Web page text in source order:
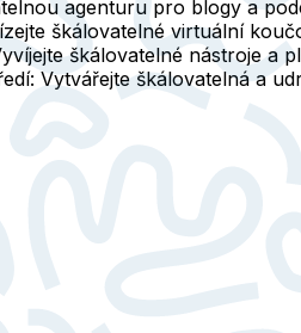
agenturu pro blogy a
škálovatelné virtuální
škálovatelné nástroje a
Vytvářejte škálovatelná a